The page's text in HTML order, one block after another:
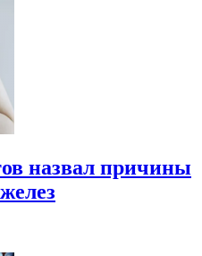
назвал причины